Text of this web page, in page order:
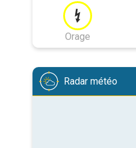
Orage
Radar météo